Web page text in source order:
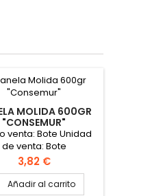
MOLIDA 600GR
"CONSEMUR"
venta: Bote Unidad
de venta: Bote
Precio
3,82 €
Añadir al carrito